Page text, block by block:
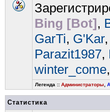
Bing [Bot],
GarTi, G'Kar,
Parazit1987,
winter_come,
Легенда :: Администраторы
Статистика